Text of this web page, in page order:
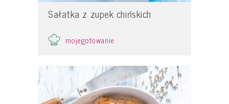
Sałatka z zupek chińskich
mojegotowanie